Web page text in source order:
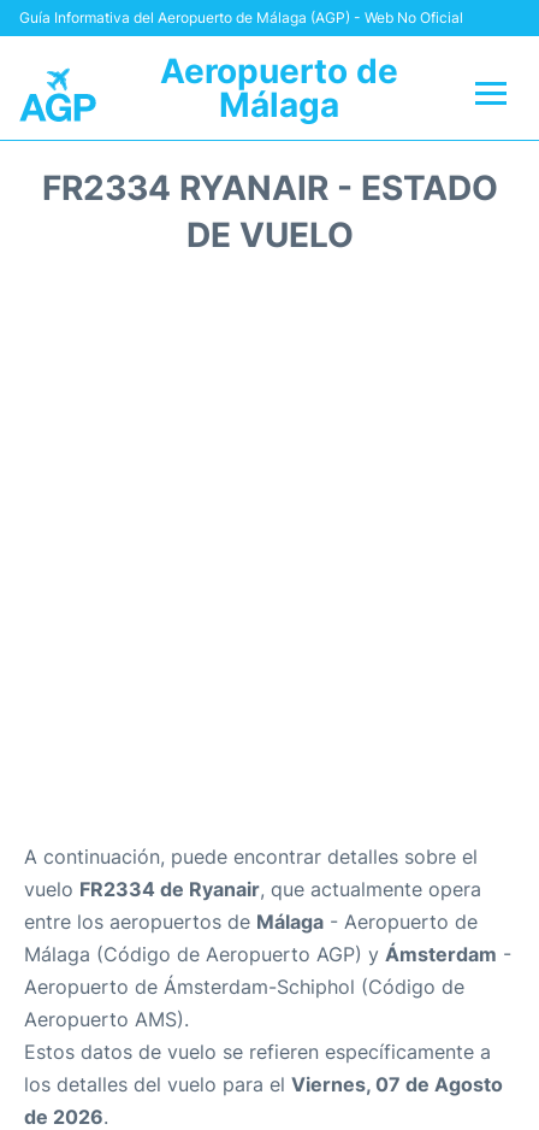
Guía Informativa del Aeropuerto de Málaga (AGP) - Web No Oficial
Aeropuerto de
Málaga
FR2334 RYANAIR - ESTADO
DE VUELO
A continuación, puede encontrar detalles sobre el
vuelo FR2334 de Ryanair, que actualmente opera
entre los aeropuertos de Málaga - Aeropuerto de
Málaga (Código de Aeropuerto AGP) y Ámsterdam -
Aeropuerto de Ámsterdam-Schiphol (Código de
Aeropuerto AMS).
Estos datos de vuelo se refieren específicamente a
los detalles del vuelo para el Viernes, 07 de Agosto
de 2026.